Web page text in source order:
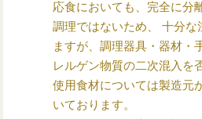
応食においても、完全に分
調理ではないため、 十分な
ますが、調理器具・器材・
レルゲン物質の二次混入を
使用食材については製造元
いております。